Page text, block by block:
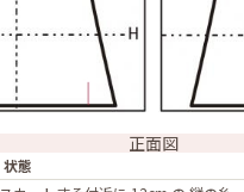
正面図
状態